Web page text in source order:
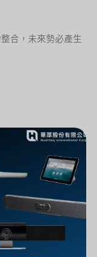
合，未來勢必產生